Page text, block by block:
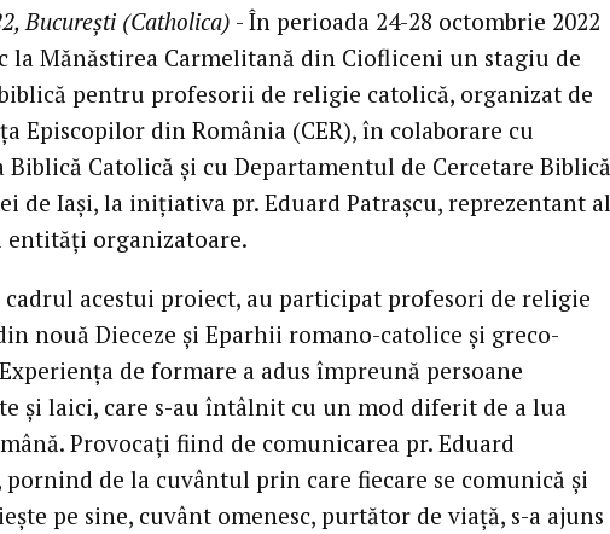
București (Catholica) - În perioada 24-28 octombrie 2022
la Mănăstirea Carmelitană din Ciofliceni un stagiu de
pentru profesorii de religie catolică, organizat de
Episcopilor din România (CER), în colaborare cu
Biblică Catolică și cu Departamentul de Cercetare Biblică
de Iași, la inițiativa pr. Eduard Patrașcu, reprezentant al
entități organizatoare.
acestui proiect, au participat profesori de religie
nouă Dieceze și Eparhii romano-catolice și greco-
de formare a adus împreună persoane
și laici, care s-au întâlnit cu un mod diferit de a lua
Provocați fiind de comunicarea pr. Eduard
pornind de la cuvântul prin care fiecare se comunică și
pe sine, cuvânt omenesc, purtător de viață, s-a ajuns